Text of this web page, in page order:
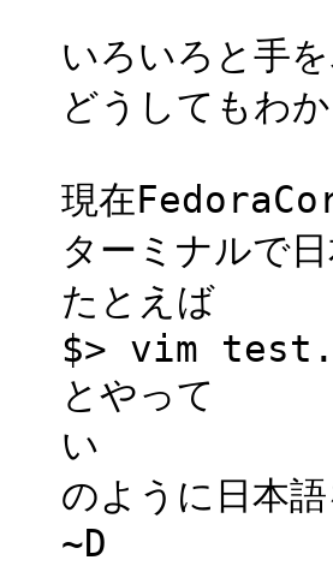
いろいろと手
どうしてもわ
現在
ターミナルで
たとえば
$> vim
とやって
い
のように日本
~D